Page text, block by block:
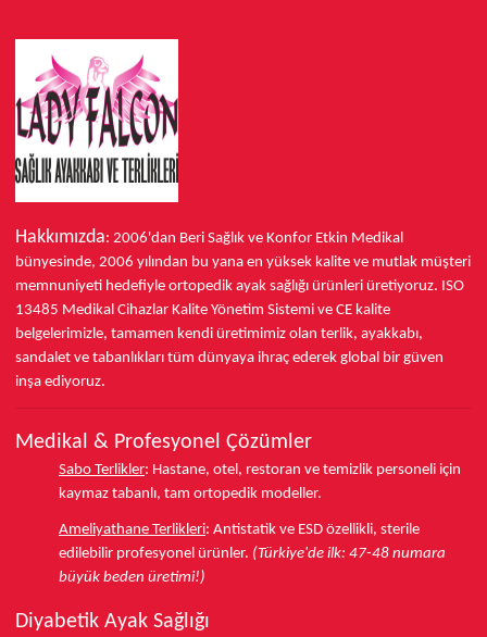
Hakkımızda: 2006'dan Beri Sağlık ve Konfor Etkin Medikal
bünyesinde, 2006 yılından bu yana en yüksek kalite ve mutlak müşteri
memnuniyeti hedefiyle ortopedik ayak sağlığı ürünleri üretiyoruz. ISO
13485 Medikal Cihazlar Kalite Yönetim Sistemi ve CE kalite
belgelerimizle, tamamen kendi üretimimiz olan terlik, ayakkabı,
sandalet ve tabanlıkları tüm dünyaya ihraç ederek global bir güven
inşa ediyoruz.
Medikal & Profesyonel Çözümler
Sabo Terlikler: Hastane, otel, restoran ve temizlik personeli için
kaymaz tabanlı, tam ortopedik modeller.
Ameliyathane Terlikleri: Antistatik ve ESD özellikli, sterile
edilebilir profesyonel ürünler. (Türkiye'de ilk: 47-48 numara
büyük beden üretimi!)
Diyabetik Ayak Sağlığı